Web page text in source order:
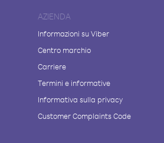
AZIENDA
Informazioni su Viber
Centro marchio
Carriere
Termini e informative
Informativa sulla privacy
Customer Complaints Code